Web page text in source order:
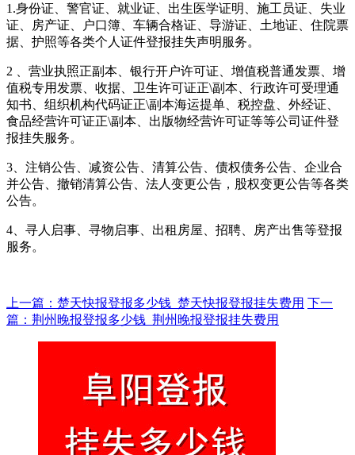
1.身份证、警官证、就业证、出生医学证明、施工员证、失业
证、房产证、户口簿、车辆合格证、导游证、土地证、住院票
据、护照等各类个人证件登报挂失声明服务。
2 、营业执照正副本、银行开户许可证、增值税普通发票、增
值税专用发票、收据、卫生许可证正\副本、行政许可受理通
知书、组织机构代码证正\副本海运提单、税控盘、外经证、
食品经营许可证正\副本、出版物经营许可证等等公司证件登
报挂失服务。
3、注销公告、减资公告、清算公告、债权债务公告、企业合
并公告、撤销清算公告、法人变更公告，股权变更公告等各类
公告。
4、寻人启事、寻物启事、出租房屋、招聘、房产出售等登报
服务。
上一篇：楚天快报登报多少钱_楚天快报登报挂失费用 下一
篇：荆州晚报登报多少钱_荆州晚报登报挂失费用